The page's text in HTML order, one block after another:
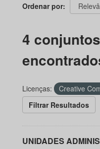
Ordenar por
4
Licenças:
Creative
Filtrar Resultados
UNIDADES